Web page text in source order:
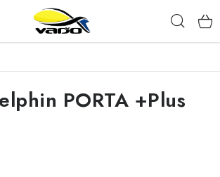
PORTA +Plus